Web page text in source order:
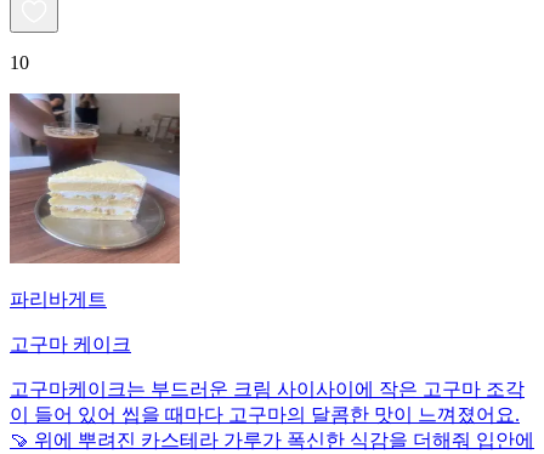
10
파리바게트
고구마 케이크
고구마케이크는 부드러운 크림 사이사이에 작은 고구마 조각
이 들어 있어 씹을 때마다 고구마의 달콤한 맛이 느껴졌어요.
🍠 위에 뿌려진 카스테라 가루가 폭신한 식감을 더해줘 입안에